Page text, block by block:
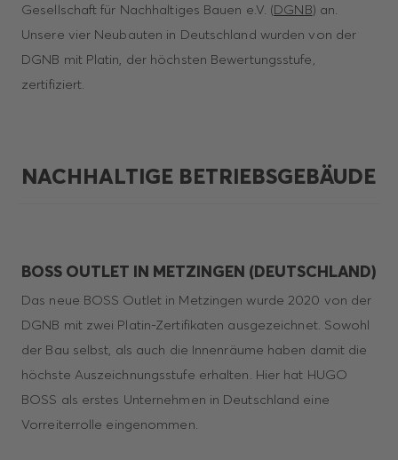
Gesellschaft für Nachhaltiges Bauen e.V. (DGNB) an.
Unsere vier Neubauten in Deutschland wurden von der
DGNB mit Platin, der höchsten Bewertungsstufe,
zertifiziert.
NACHHALTIGE BETRIEBSGEBÄUDE
BOSS OUTLET IN METZINGEN (DEUTSCHLAND)
Das neue BOSS Outlet in Metzingen wurde 2020 von der
DGNB mit zwei Platin-Zertifikaten ausgezeichnet. Sowohl
der Bau selbst, als auch die Innenräume haben damit die
höchste Auszeichnungsstufe erhalten. Hier hat HUGO
BOSS als erstes Unternehmen in Deutschland eine
Vorreiterrolle eingenommen.